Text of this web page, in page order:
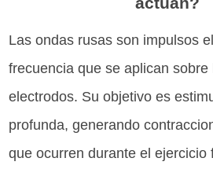
Las ondas rusas son impulsos
frecuencia que se aplican
electrodos. Su objetivo es
profunda, generando
que ocurren durante el ejercicio